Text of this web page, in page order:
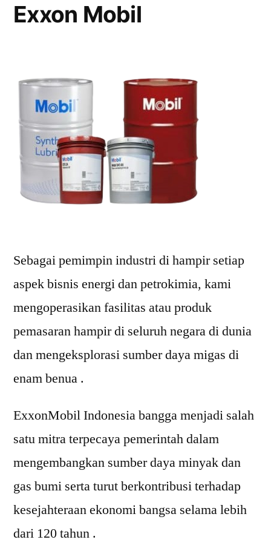
Exxon Mobil
Sebagai pemimpin industri di hampir setiap
aspek bisnis energi dan petrokimia, kami
mengoperasikan fasilitas atau produk
pemasaran hampir di seluruh negara di dunia
dan mengeksplorasi sumber daya migas di
enam benua .
ExxonMobil Indonesia bangga menjadi salah
satu mitra terpecaya pemerintah dalam
mengembangkan sumber daya minyak dan
gas bumi serta turut berkontribusi terhadap
kesejahteraan ekonomi bangsa selama lebih
dari 120 tahun .